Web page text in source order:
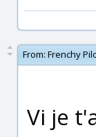
From: Frenchy
Vi je